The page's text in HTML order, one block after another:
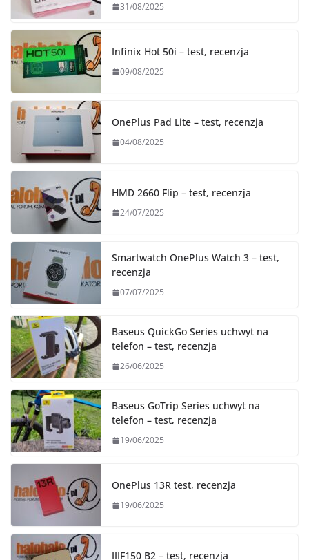
31/08/2025
Infinix Hot 50i – test, recenzja
09/08/2025
OnePlus Pad Lite – test, recenzja
04/08/2025
HMD 2660 Flip – test, recenzja
24/07/2025
Smartwatch OnePlus Watch 3 – test,
recenzja
07/07/2025
Baseus QuickGo Series uchwyt na
telefon – test, recenzja
26/06/2025
Baseus GoTrip Series uchwyt na
telefon – test, recenzja
19/06/2025
OnePlus 13R test, recenzja
19/06/2025
IIIF150 B2 – test, recenzja